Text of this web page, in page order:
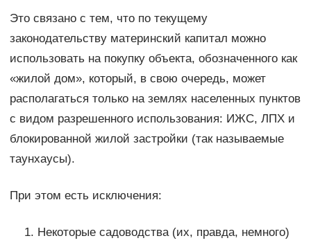
Это связано с тем, что по текущему
законодательству материнский капитал можно
использовать на покупку объекта, обозначенного как
«жилой дом», который, в свою очередь, может
располагаться только на землях населенных пунктов
с видом разрешенного использования: ИЖС, ЛПХ и
блокированной жилой застройки (так называемые
таунхаусы).
При этом есть исключения:
Некоторые садоводства (их, правда, немного)